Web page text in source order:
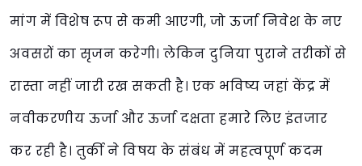
मांग में विशेष रूप से कमी आएगी, जो ऊर्जा निवेश के नए
अवसरों का सृजन करेगी। लेकिन दुनिया पुराने तरीकों से
रास्ता नहीं जारी रख सकती है। एक भविष्य जहां केंद्र में
नवीकरणीय ऊर्जा और ऊर्जा दक्षता हमारे लिए इंतजार
कर रही है। तुर्की ने विषय के संबंध में महत्वपूर्ण कदम